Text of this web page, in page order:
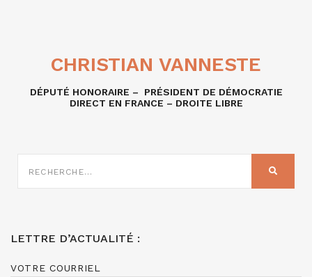
CHRISTIAN VANNESTE
DÉPUTÉ HONORAIRE – PRÉSIDENT DE DÉMOCRATIE
DIRECT EN FRANCE – DROITE LIBRE
SUR
LETTRE D’ACTUALITÉ :
VOTRE COURRIEL